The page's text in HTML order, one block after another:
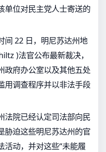
单位对民主党人士寄送的
间 22 日，明尼苏达州地
)法官公布最新裁决，
政府办公室以及其他五处
用调查程序并以非法手段
法院已经认定司法部向民
胁迫这些明尼苏达州的官
活动，并对这些“未能履